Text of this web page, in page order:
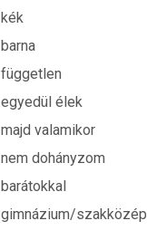
kék
barna
független
egyedül élek
majd valamikor
nem dohányzom
barátokkal
gimnázium/szakközép